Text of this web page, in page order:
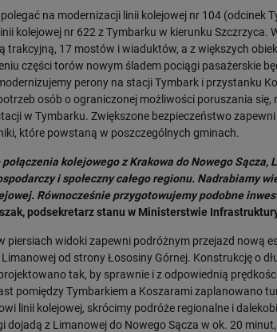
na modernizacji linii kolejowej nr 104 (odcinek
kolejowej nr 622 z Tymbarku w kierunku Szczrzyca.
trakcyjną, 17 mostów i wiaduktów, a z większych
części torów nowym śladem pociągi pasażerskie
perony na stacji Tymbark i przystanku
osób o ograniczonej możliwości poruszania się,
w Tymbarku. Zwiększone bezpieczeństwo
które powstaną w poszczególnych gminach.
kolejowego z Krakowa do Nowego
i społeczny całego regionu. Nadrabiamy
Równocześnie przygotowujemy podobne
podsekretarz stanu w Ministerstwie
piersiach widoki zapewni podróżnym przejazd nową
od strony Łososiny Górnej. Konstrukcję o
tak, by sprawnie i z odpowiednią
pomiędzy Tymbarkiem a Koszarami zaplanowano
linii kolejowej, skrócimy podróże regionalne i
dojadą z Limanowej do Nowego Sącza w ok. 20